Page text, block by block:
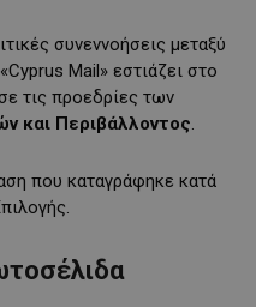
συνεννοήσεις μεταξύ
Mail» εστιάζει στο
τις προεδρίες των
και Περιβάλλοντος.
που καταγράφηκε κατά